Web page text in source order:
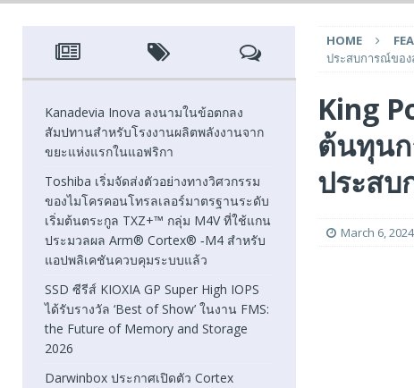
แกนประมวลผล Arm® Cortex® ‑M4 สำหรับแอปพลิเคชันคว
[ August 7, 2026 ] SSD ซีรีส์ KIOXIA GP Super High IOPS
2026
FEATURED
[ August 6, 2026 ] Darwinbox ประกาศเปิดตัว Cortex แพ
Multiplier ระดมทุนรอบ Series B ได้ 35
FEATURED
HOME
ประสบการณ์ของ
King
ต้นทุนก
ประสบ
March 6, 2024
Kanadevia Inova ลงนามในข้อตกลง
สัมปทานสำหรับโรงงานผลิตพลังงานจาก
ขยะแห่งแรกในแอฟริกา
Toshiba เริ่มจัดส่งตัวอย่างทางวิศวกรรม
ของไมโครคอนโทรลเลอร์มาตรฐานระดับ
เริ่มต้นตระกูล TXZ+™ กลุ่ม M4V ที่ใช้แกน
ประมวลผล Arm® Cortex® ‑M4 สำหรับ
แอปพลิเคชันควบคุมระบบแล้ว
SSD ซีรีส์ KIOXIA GP Super High IOPS
ได้รับรางวัล ‘Best of Show’ ในงาน FMS:
the Future of Memory and Storage
2026
Darwinbox ประกาศเปิดตัว Cortex